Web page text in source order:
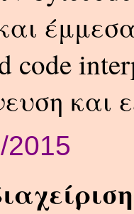
έμμεσα
code
και